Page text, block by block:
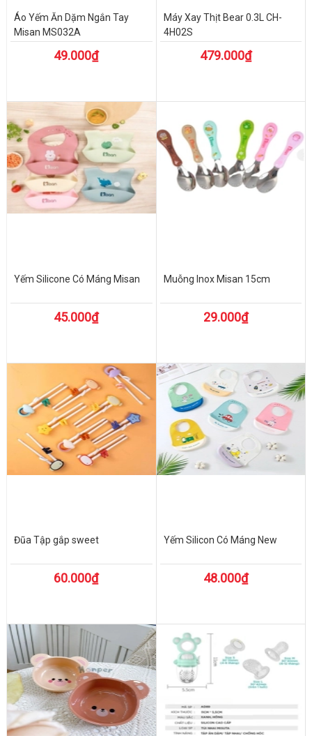
Áo Yếm Ăn Dặm Ngắn Tay
Misan MS032A
49.000₫
Máy Xay Thịt Bear 0.3L CH-
4H02S
479.000₫
Yếm Silicone Có Máng Misan
45.000₫
Muỗng Inox Misan 15cm
29.000₫
Đũa Tập gắp sweet
60.000₫
Yếm Silicon Có Máng New
48.000₫